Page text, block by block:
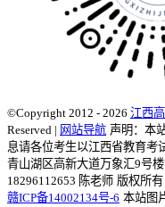
©Copyright 2012 - 2026 江西
Reserved | 网站导航 声明：本
息请各位考生以江西省教育考
青山湖区高新大道万象汇9号
18296112653 陈老师 版权所
赣ICP备14002134号-6 本站图